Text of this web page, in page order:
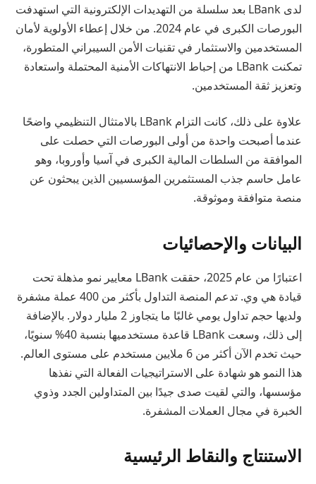
لدى LBank بعد سلسلة من التهديدات الإلكترونية التي استهدفت
البورصات الكبرى في عام 2024. من خلال إعطاء الأولوية لأمان
المستخدمين والاستثمار في تقنيات الأمن السيبراني المتطورة،
تمكنت LBank من إحباط الانتهاكات الأمنية المحتملة واستعادة
وتعزيز ثقة المستخدمين.
علاوة على ذلك، كانت التزام LBank بالامتثال التنظيمي واضحًا
عندما أصبحت واحدة من أولى البورصات التي حصلت على
الموافقة من السلطات المالية الكبرى في آسيا وأوروبا، وهو
عامل حاسم جذب المستثمرين المؤسسيين الذين يبحثون عن
منصة متوافقة وموثوقة.
البيانات والإحصائيات
اعتبارًا من عام 2025، حققت LBank معايير نمو مذهلة تحت
قيادة هي وي. تدعم المنصة التداول بأكثر من 400 عملة مشفرة
ولديها حجم تداول يومي غالبًا ما يتجاوز 2 مليار دولار. بالإضافة
إلى ذلك، وسعت LBank قاعدة مستخدميها بنسبة 40% سنويًا،
حيث تخدم الآن أكثر من 6 ملايين مستخدم على مستوى العالم.
هذا النمو هو شهادة على الاستراتيجيات الفعالة التي نفذها
مؤسسها، والتي لقيت صدى جيدًا بين المتداولين الجدد وذوي
الخبرة في مجال العملات المشفرة.
الاستنتاج والنقاط الرئيسية